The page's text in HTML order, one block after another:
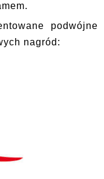
podwójne
nagród: